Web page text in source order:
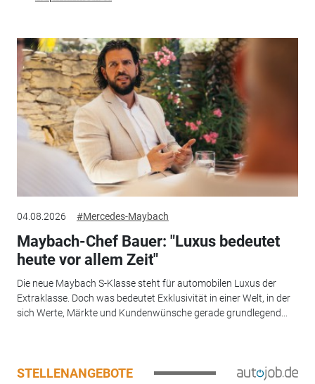
04.08.2026 #Mercedes-Maybach
Maybach-Chef Bauer: "Luxus bedeutet
heute vor allem Zeit"
Die neue Maybach S-Klasse steht für automobilen Luxus der
Extraklasse. Doch was bedeutet Exklusivität in einer Welt, in der
sich Werte, Märkte und Kundenwünsche gerade grundlegend...
STELLENANGEBOTE